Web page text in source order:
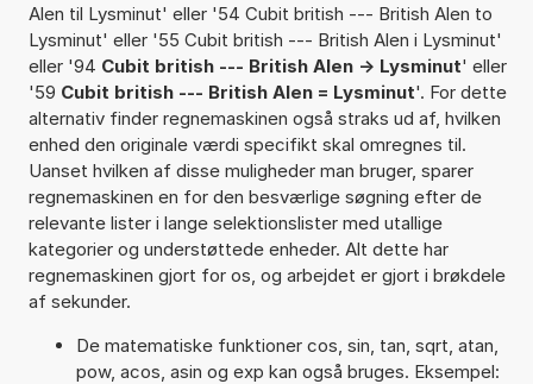
Alen til Lysminut' eller '54 Cubit british --- British Alen to
Lysminut' eller '55 Cubit british --- British Alen i Lysminut'
eller '94 Cubit british --- British Alen -> Lysminut' eller
'59 Cubit british --- British Alen = Lysminut'. For dette
alternativ finder regnemaskinen også straks ud af, hvilken
enhed den originale værdi specifikt skal omregnes til.
Uanset hvilken af disse muligheder man bruger, sparer
regnemaskinen en for den besværlige søgning efter de
relevante lister i lange selektionslister med utallige
kategorier og understøttede enheder. Alt dette har
regnemaskinen gjort for os, og arbejdet er gjort i brøkdele
af sekunder.
De matematiske funktioner cos, sin, tan, sqrt, atan,
pow, acos, asin og exp kan også bruges. Eksempel: